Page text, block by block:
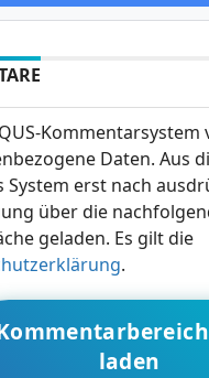
Daten. Aus
System erst nach
über die
geladen. Es gilt die
.
laden